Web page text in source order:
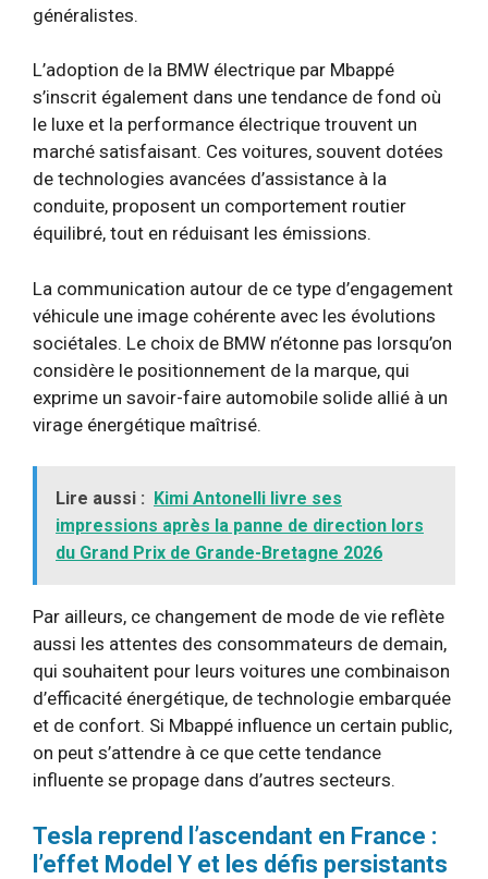
généralistes.
L’adoption de la BMW électrique par Mbappé
s’inscrit également dans une tendance de fond où
le luxe et la performance électrique trouvent un
marché satisfaisant. Ces voitures, souvent dotées
de technologies avancées d’assistance à la
conduite, proposent un comportement routier
équilibré, tout en réduisant les émissions.
La communication autour de ce type d’engagement
véhicule une image cohérente avec les évolutions
sociétales. Le choix de BMW n’étonne pas lorsqu’on
considère le positionnement de la marque, qui
exprime un savoir-faire automobile solide allié à un
virage énergétique maîtrisé.
Lire aussi : Kimi Antonelli livre ses
impressions après la panne de direction lors
du Grand Prix de Grande-Bretagne 2026
Par ailleurs, ce changement de mode de vie reflète
aussi les attentes des consommateurs de demain,
qui souhaitent pour leurs voitures une combinaison
d’efficacité énergétique, de technologie embarquée
et de confort. Si Mbappé influence un certain public,
on peut s’attendre à ce que cette tendance
influente se propage dans d’autres secteurs.
Tesla reprend l’ascendant en France :
l’effet Model Y et les défis persistants